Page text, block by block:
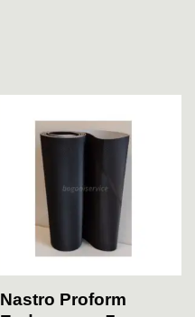
Nastro Proform